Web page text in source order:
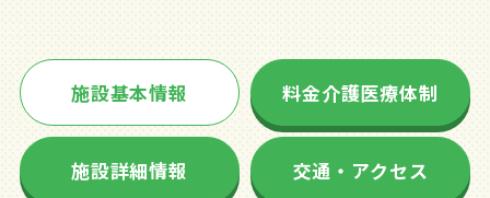
施設基本情報 料金介護医療体制
施設詳細情報 交通・アクセス